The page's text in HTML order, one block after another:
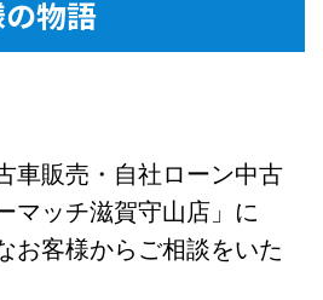
物語
車販売・自社ローン中古
マッチ滋賀守山店」に
お客様からご相談をいた